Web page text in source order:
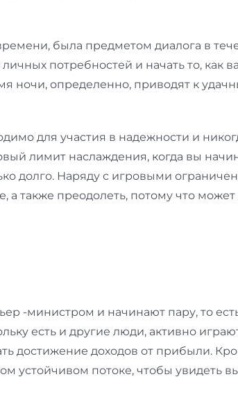
была предметом диалога в
потребностей и начать то, как
определенно, приводят к
для участия в надежности и
лимит наслаждения, когда вы
долго. Наряду с игровыми
а также преодолеть, потому что
-министром и начинают пару, то
есть и другие люди, активно
достижение доходов от прибыли.
устойчивом потоке, чтобы увидеть